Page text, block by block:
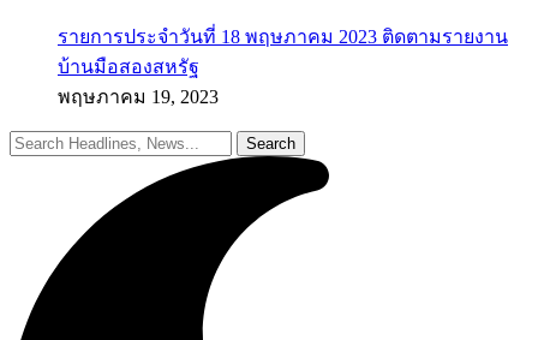
รายการประจำวันที่ 18 พฤษภาคม 2023 ติดตามรายงาน
บ้านมือสองสหรัฐ
พฤษภาคม 19, 2023